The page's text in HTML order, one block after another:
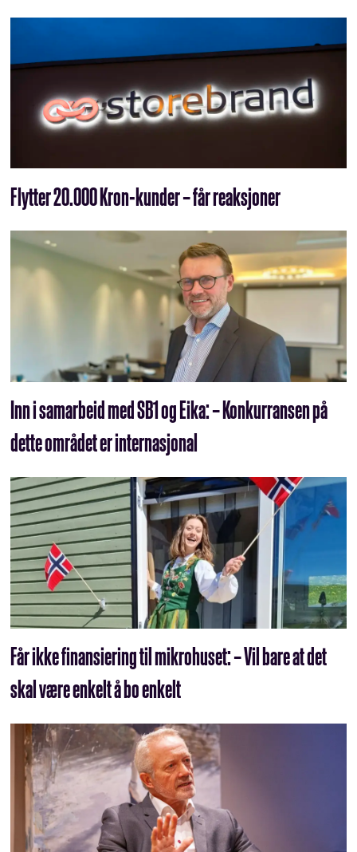
Flytter 20.000 Kron-kunder – får reaksjoner
Inn i samarbeid med SB1 og Eika: – Konkurransen på
dette området er internasjonal
Får ikke finansiering til mikrohuset: – Vil bare at det
skal være enkelt å bo enkelt